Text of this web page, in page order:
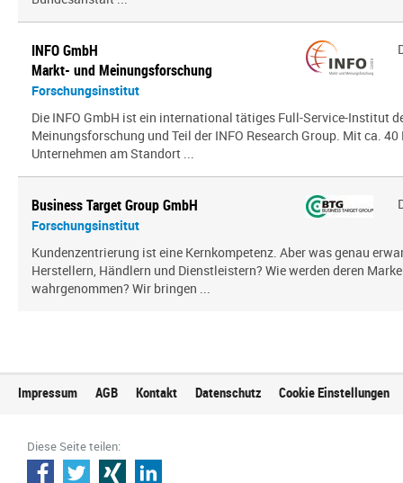
INFO GmbH
Markt- und Meinungsforschung
Forschungsinstitut
Die INFO GmbH ist ein international tätiges Full-Service-Institut
Meinungsforschung und Teil der INFO Research Group. Mit ca.
Unternehmen am Standort ...
Business Target Group GmbH
Forschungsinstitut
Kundenzentrierung ist eine Kernkompetenz. Aber was genau
Herstellern, Händlern und Dienstleistern? Wie werden deren
wahrgenommen? Wir bringen ...
Impressum AGB Kontakt Datenschutz Cookie Einstellungen
Diese Seite teilen: